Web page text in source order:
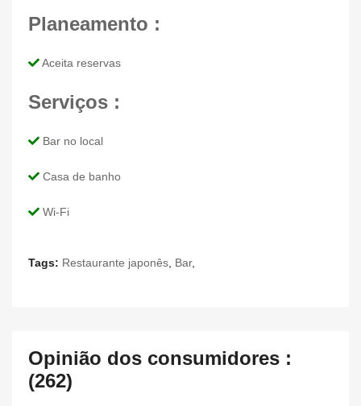
Planeamento :
Aceita reservas
Serviços :
Bar no local
Casa de banho
Wi-Fi
Tags: Restaurante japonês, Bar,
Opinião dos consumidores :
(262)